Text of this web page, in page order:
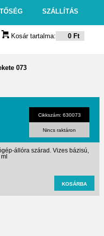
SZÁLLÍTÁS
Kosár tartalma: 0 Ft
073
Cikkszám: 630073
Nincs raktáron
állóra szárad. Vizes bázisú,